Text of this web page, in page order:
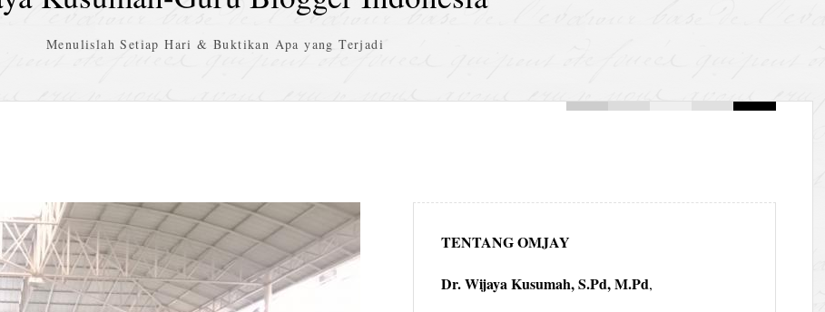
Menulislah Setiap Hari & Buktikan Apa yang Terjadi
TENTANG OMJAY
Dr. Wijaya Kusumah, S.Pd, M.Pd,